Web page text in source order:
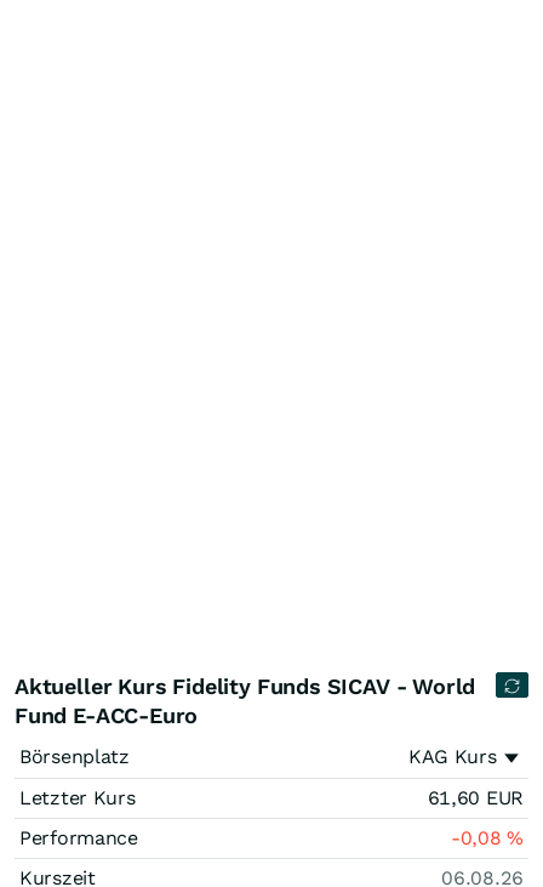
Aktueller Kurs Fidelity Funds SICAV - World
Fund E-ACC-Euro
Börsenplatz
KAG Kurs
Letzter Kurs
61,60 EUR
Performance
-0,08%
Kurszeit
06.08.26